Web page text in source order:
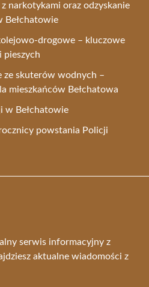
narkotykami oraz odzyskanie
Bełchatowie
drogowe – kluczowe
pieszych
ze skuterów wodnych –
mieszkańców Bełchatowa
w Bełchatowie
powstania Policji
serwis informacyjny z
aktualne wiadomości z